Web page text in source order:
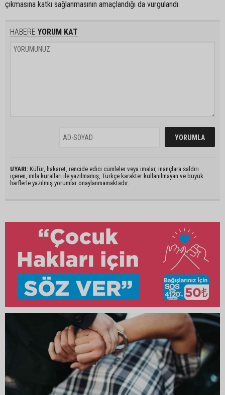
çıkmasına katkı sağlanmasının amaçlandığı da vurgulandı.
HABERE YORUM KAT
UYARI: Küfür, hakaret, rencide edici cümleler veya imalar, inançlara saldırı
içeren, imla kuralları ile yazılmamış, Türkçe karakter kullanılmayan ve büyük
harflerle yazılmış yorumlar onaylanmamaktadır.